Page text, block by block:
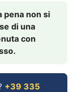
pena non si
di una
con
+39 335